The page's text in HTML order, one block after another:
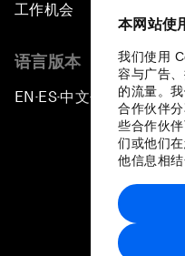
本网站使
我们使用
容与广告
的流量。
合作伙伴
些合作伙
们或他们
他信息相结
工作机会
语言版本
EN ▪ ES▪中文▪ 日本語